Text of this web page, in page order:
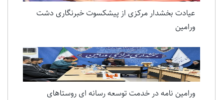
عیادت بخشدار مرکزی از پیشکسوت خبرنگاری دشت
ورامین
ورامین نامه در خدمت توسعه رسانه ای روستاهای